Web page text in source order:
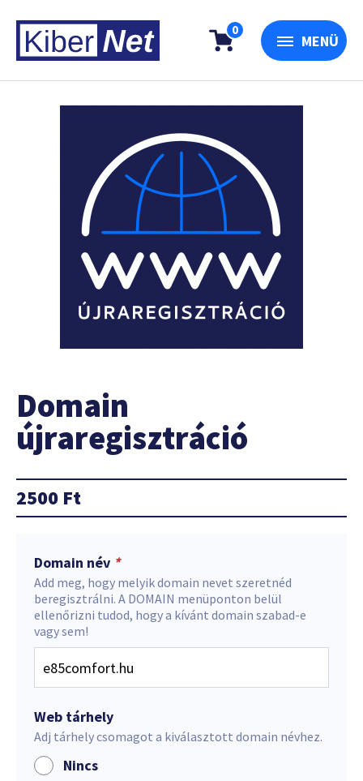
0
MENÜ
Domain
újraregisztráció
2500 Ft
Domain név *
Add meg, hogy melyik domain nevet szeretnéd
beregisztrálni. A DOMAIN menüponton belül
ellenőrizni tudod, hogy a kívánt domain szabad-e
vagy sem!
Web tárhely
Adj tárhely csomagot a kiválasztott domain névhez.
Nincs